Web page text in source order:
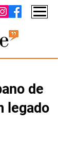
de
legado